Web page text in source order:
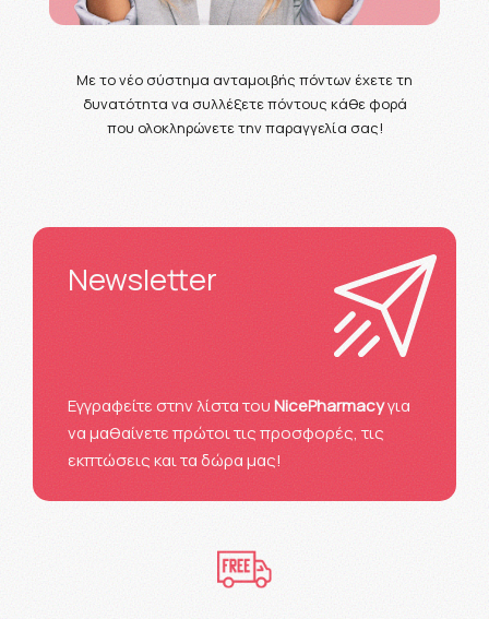
Με το νέο σύστημα ανταμοιβής πόντων έχετε τη
δυνατότητα να συλλέξετε πόντους κάθε φορά
που ολοκληρώνετε την παραγγελία σας!
Newsletter
Eγγραφείτε στην λίστα τουNicePharmacyγια
να μαθαίνετε πρώτοι τις προσφορές, τις
εκπτώσεις και τα δώρα μας!